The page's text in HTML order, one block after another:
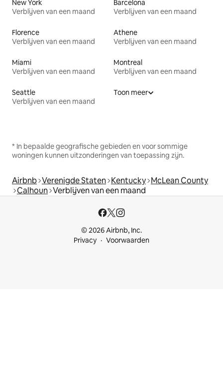
New York
Verblijven van een maand
Barcelona
Verblijven van een maand
Florence
Verblijven van een maand
Athene
Verblijven van een maand
Miami
Verblijven van een maand
Montreal
Verblijven van een maand
Seattle
Verblijven van een maand
Toon meer
* In bepaalde geografische gebieden en voor sommige
woningen kunnen uitzonderingen van toepassing zijn.
Airbnb Verenigde Staten Kentucky McLean County
Calhoun Verblijven van een maand
© 2026 Airbnb, Inc.
Privacy
Voorwaarden